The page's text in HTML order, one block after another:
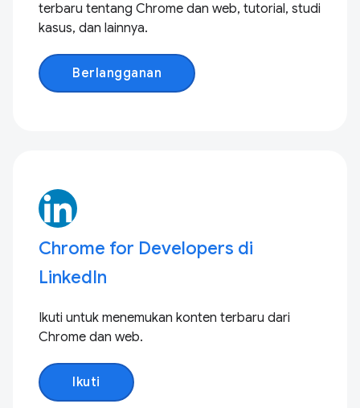
terbaru tentang Chrome dan web, tutorial, studi
kasus, dan lainnya.
Berlangganan
Chrome for Developers di
LinkedIn
Ikuti untuk menemukan konten terbaru dari
Chrome dan web.
Ikuti